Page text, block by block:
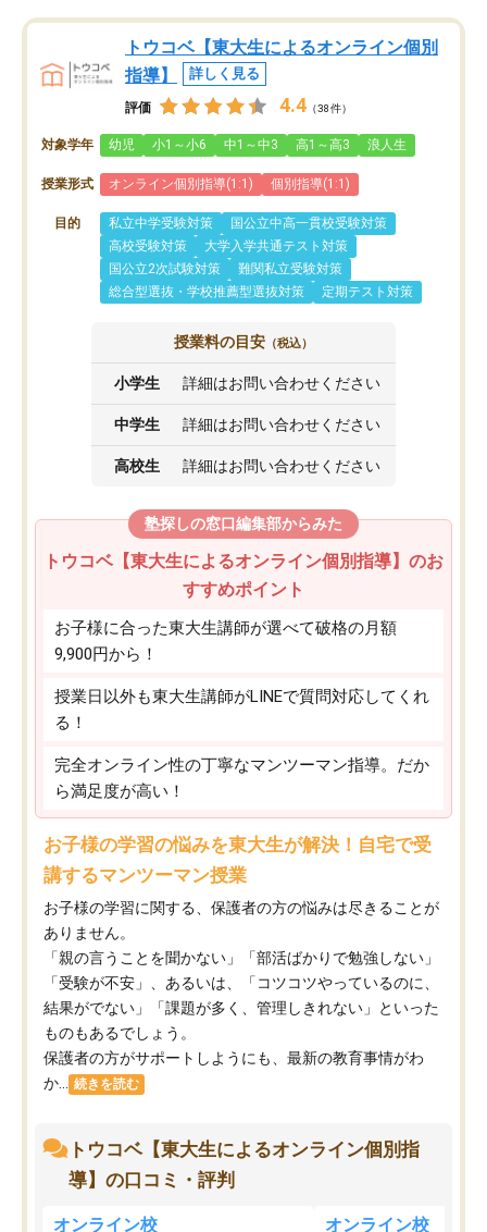
トウコベ【東大生によるオンライン個別
指導】
詳しく見る
評価 4.4 （38件）
対象学年 幼児 小1～小6 中1～中3 高1～高3 浪人生
授業形式 オンライン個別指導(1:1) 個別指導(1:1)
目的 私立中学受験対策
国公立中高一貫校受験対策
高校受験対策
大学入学共通テスト対策
国公立2次試験対策
難関私立受験対策
総合型選抜・学校推薦型選抜対策
定期テスト対策
授業料の目安 （税込）
小学生 詳細はお問い合わせください
中学生 詳細はお問い合わせください
高校生 詳細はお問い合わせください
塾探しの窓口編集部からみた
トウコベ【東大生によるオンライン個別指導】のお
すすめポイント
お子様に合った東大生講師が選べて破格の月額
9,900円から！
授業日以外も東大生講師がLINEで質問対応してくれ
る！
完全オンライン性の丁寧なマンツーマン指導。だか
ら満足度が高い！
お子様の学習の悩みを東大生が解決！自宅で受
講するマンツーマン授業
お子様の学習に関する、保護者の方の悩みは尽きることが
ありません。
「親の言うことを聞かない」「部活ばかりで勉強しない」
「受験が不安」、あるいは、「コツコツやっているのに、
結果がでない」「課題が多く、管理しきれない」といった
ものもあるでしょう。
保護者の方がサポートしようにも、最新の教育事情がわ
か...
続きを読む
トウコベ【東大生によるオンライン個別指
導】の口コミ・評判
オンライン校 オンライン校